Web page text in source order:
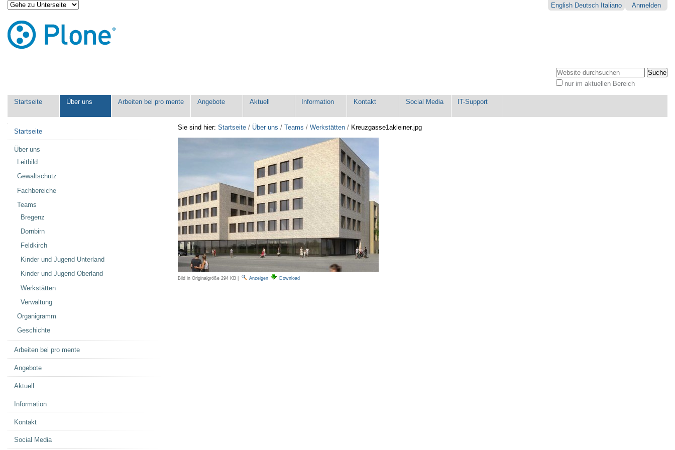
Direkt
zum
Inhalt
|
Direkt
zur
Benutzerspezifische
Werkzeuge
Anmelden
English Deutsch Italiano
Website durchsuchen
nur im aktuellen Bereich
Startseite Über uns Arbeiten bei pro mente Angebote Aktuell Information Kontakt Social Media IT-Support
Sie sind hier: Startseite / Über uns /Teams /Werkstätten / Kreuzgasse1akleiner.jpg
Bild in Originalgröße 294 KB Anzeigen Download
Startseite
Über uns
Leitbild
Gewaltschutz
Fachbereiche
Teams
Bregenz
Dornbirn
Feldkirch
Kinder und Jugend Unterland
Kinder und Jugend Oberland
Werkstätten
Verwaltung
Organigramm
Geschichte
Arbeiten bei pro mente
Angebote
Aktuell
Information
Kontakt
Social Media